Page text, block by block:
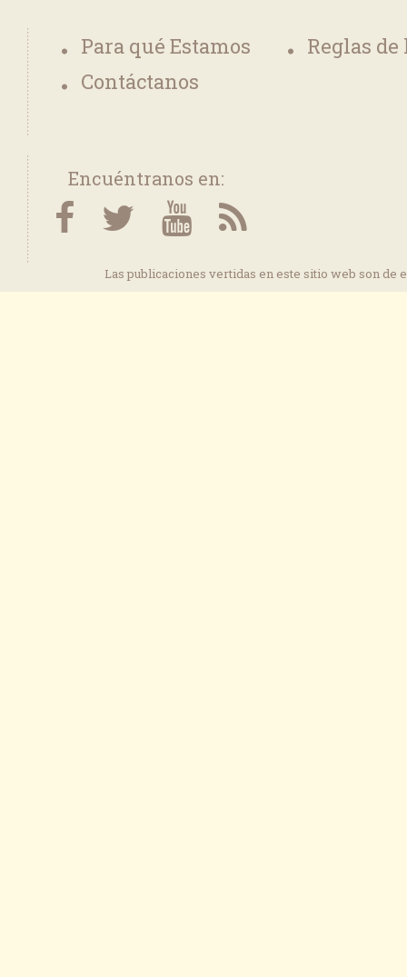
Para qué Estamos
Reglas
Contáctanos
Encuéntranos en:
Las publicaciones vertidas en este sitio web son de